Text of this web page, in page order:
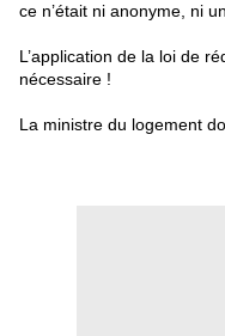
ce n’était ni anonyme, ni
L’application de la loi de
nécessaire !
La ministre du logement